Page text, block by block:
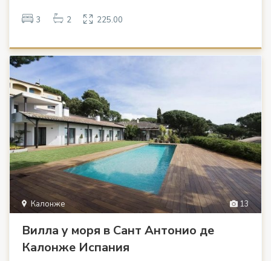
3 2 225.00
13
Калонже
Вилла у моря в Сант Антонио де
Калонже Испания